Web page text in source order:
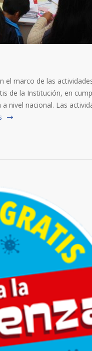
el marco de las
de la Institución, en
nivel nacional. Las